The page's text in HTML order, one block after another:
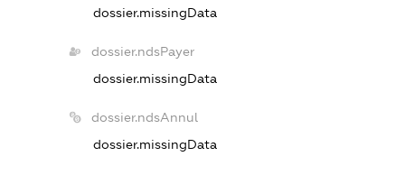
dossier.missingData
dossier.ndsPayer
dossier.missingData
dossier.ndsAnnul
dossier.missingData